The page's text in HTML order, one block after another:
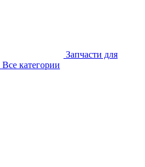
Запчасти для
Все категории